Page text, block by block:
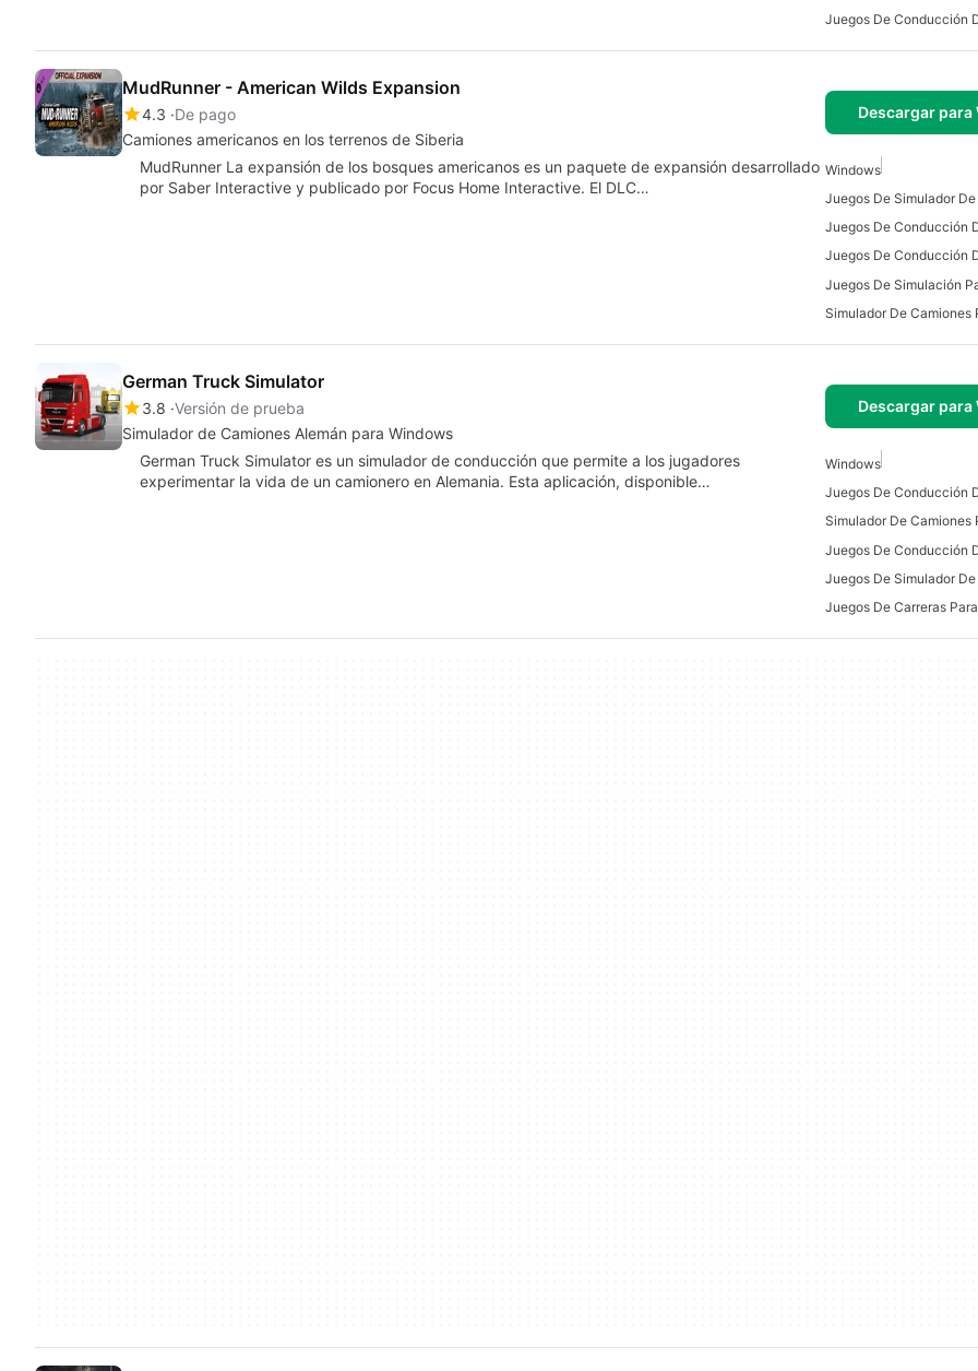
MudRunner - American Wilds Expansion
4.3 De pago
Camiones americanos en los terrenos de Siberia
Descargar
MudRunner La expansión de los bosques americanos es un paquete de expansión desarrollado
por Saber Interactive y publicado por Focus Home Interactive. El DLC…
Windows
Juegos De Simulador
Juegos De Conducción
Juegos De Simulación
Simulador De Camiones
German Truck Simulator
3.8 Versión de prueba
Simulador de Camiones Alemán para Windows
Descargar
German Truck Simulator es un simulador de conducción que permite a los jugadores
experimentar la vida de un camionero en Alemania. Esta aplicación, disponible…
Windows
Juegos De Conducción
Juegos De Simulador
Juegos De Carreras